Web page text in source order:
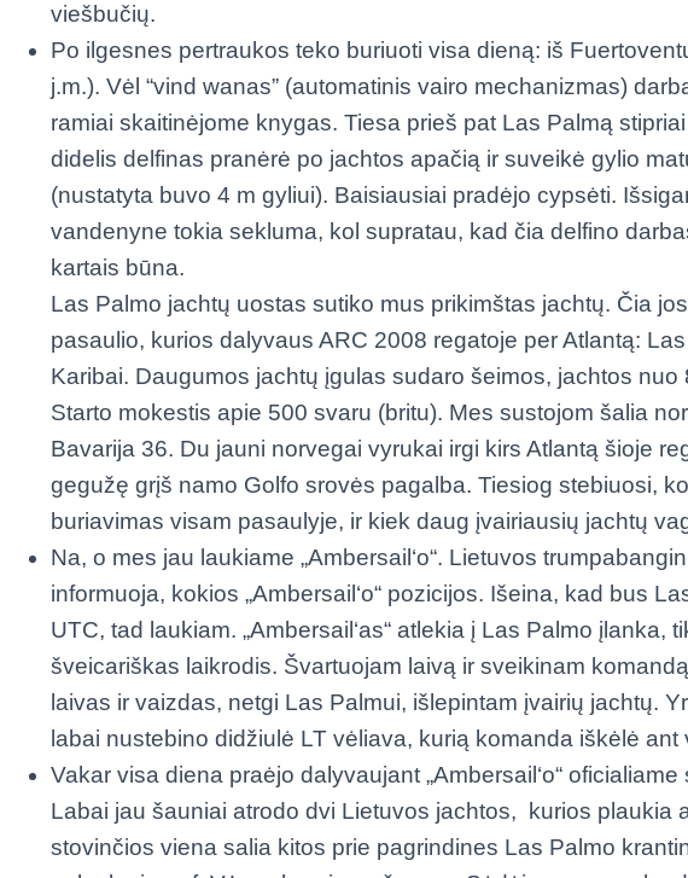
viešbučių.
Po ilgesnes pertraukos teko buriuoti visa dieną: iš
j.m.). Vėl “vind wanas” (automatinis vairo mechanizmas)
ramiai skaitinėjome knygas. Tiesa prieš pat Las Palmą
didelis delfinas pranėrė po jachtos apačią ir suveikė gylio
(nustatyta buvo 4 m gyliui). Baisiausiai pradėjo cypsėti.
vandenyne tokia sekluma, kol supratau, kad čia delfino
kartais būna.
Las Palmo jachtų uostas sutiko mus prikimštas jachtų. Čia
pasaulio, kurios dalyvaus ARC 2008 regatoje per Atlantą:
Karibai. Daugumos jachtų įgulas sudaro šeimos, jachtos nuo
Starto mokestis apie 500 svaru (britu). Mes sustojom šalia
Bavarija 36. Du jauni norvegai vyrukai irgi kirs Atlantą šioje
gegužę grįš namo Golfo srovės pagalba. Tiesiog stebiuosi,
buriavimas visam pasaulyje, ir kiek daug įvairiausių jachtų
Na, o mes jau laukiame „Ambersail‘o“. Lietuvos
informuoja, kokios „Ambersail‘o“ pozicijos. Išeina, kad bus
UTC, tad laukiam. „Ambersail‘as“ atlekia į Las Palmo įlanka,
šveicariškas laikrodis. Švartuojam laivą ir sveikinam
laivas ir vaizdas, netgi Las Palmui, išlepintam įvairių jachtų.
labai nustebino didžiulė LT vėliava, kurią komanda iškėlė ant
Vakar visa diena praėjo dalyvaujant „Ambersail‘o“
Labai jau šauniai atrodo dvi Lietuvos jachtos, kurios plaukia
stovinčios viena salia kitos prie pagrindines Las Palmo